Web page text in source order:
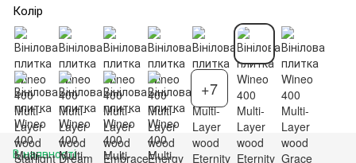
Колір
+7
В наявності